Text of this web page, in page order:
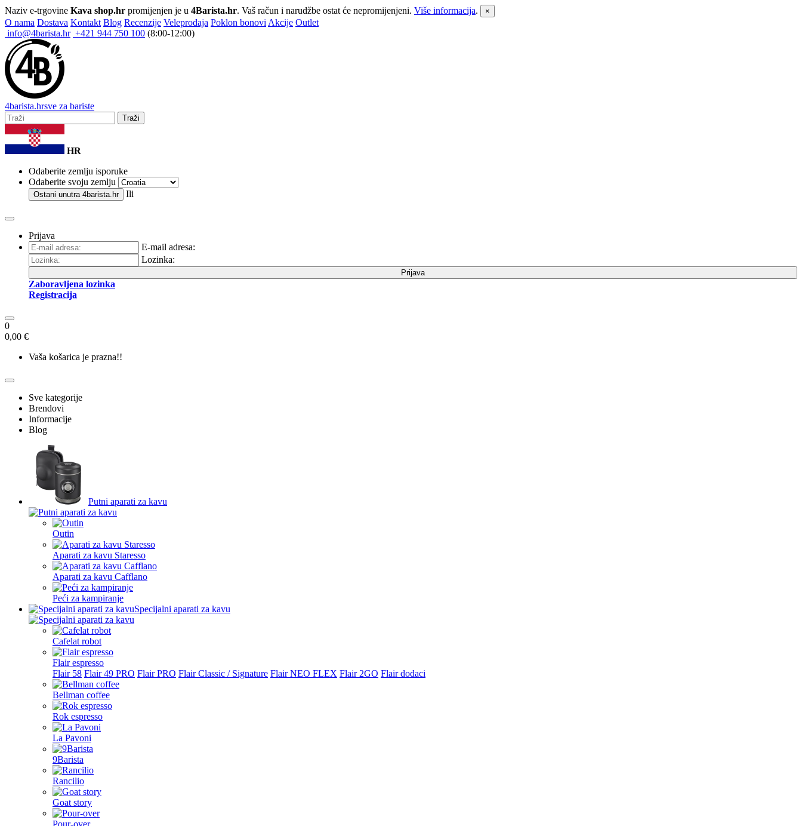
Naziv e-trgovine Kava shop.hr promijenjen je u 4Barista.hr. Vaš račun i narudžbe ostat će nepromijenjeni. Više informacija. ×
O nama Dostava Kontakt Blog Recenzije Veleprodaja Poklon bonovi Akcije Outlet
info@4barista.hr +421 944 750 100 (8:00-12:00)
4barista.hrsve za bariste
Traži
HR
Odaberite zemlju isporuke
Odaberite svoju zemlju
Ostani unutra 4barista.hr Ili
Prijava
E-mail adresa:
Lozinka:
Prijava
Zaboravljena lozinka
Registracija
0
0,00 €
Vaša košarica je prazna!!
Sve kategorije
Brendovi
Informacije
Blog
Putni aparati za kavu
Outin
Aparati za kavu Staresso
Aparati za kavu Cafflano
Peći za kampiranje
Specijalni aparati za kavu
Cafelat robot
Flair espresso
Flair 58 Flair 49 PRO Flair PRO Flair Classic / Signature Flair NEO FLEX Flair 2GO Flair dodaci
Bellman coffee
Rok espresso
La Pavoni
9Barista
Rancilio
Goat story
Pour-over